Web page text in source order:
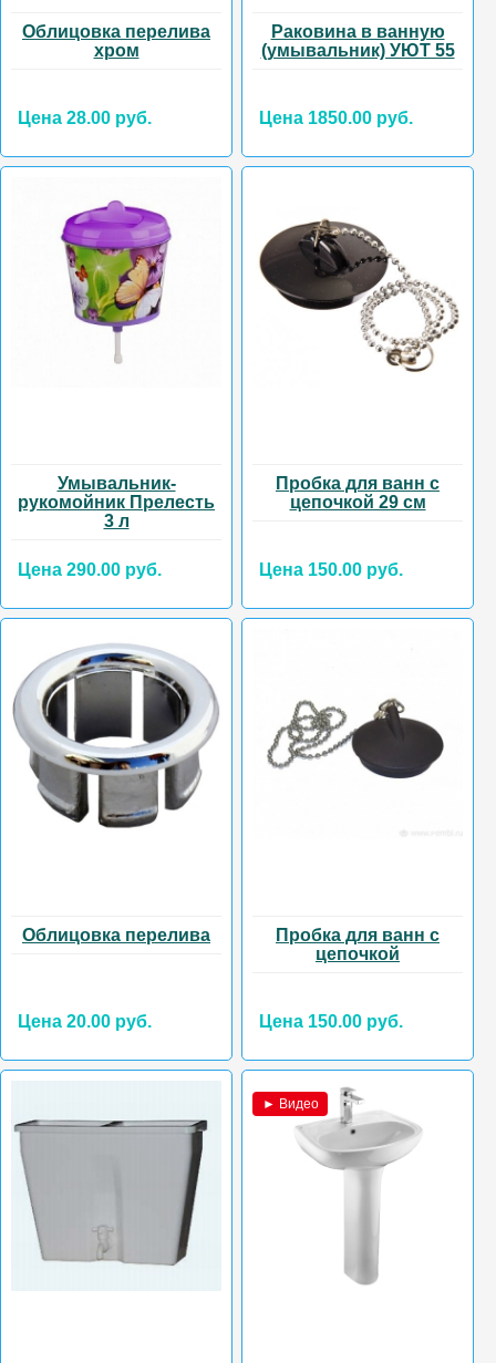
Облицовка перелива
хром
Цена 28.00 руб.
Раковина в ванную
(умывальник) УЮТ 55
Цена 1850.00 руб.
Умывальник-
рукомойник Прелесть
3 л
Цена 290.00 руб.
Пробка для ванн с
цепочкой 29 см
Цена 150.00 руб.
Облицовка перелива
Цена 20.00 руб.
Пробка для ванн с
цепочкой
Цена 150.00 руб.
► Видео